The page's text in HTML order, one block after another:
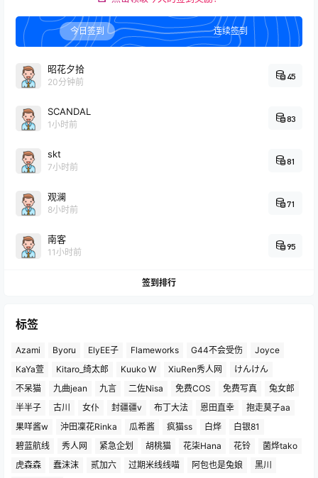
今日签到 连续签到
昭花夕拾
20分钟前
45
SCANDAL
1小时前
83
skt
7小时前
81
观澜
8小时前
71
南客
11小时前
95
签到排行
标签
Azami Byoru ElyEE子 Flameworks G44不会受伤
Joyce
KaYa萱
Kitaro_绮太郎 Kuuko W XiuRen秀人网
けんけん
不呆猫
九曲jean 九言 二佐Nisa 免费COS 免费写真
兔女郎
半半子
古川 女仆 封疆疆v 布丁大法 恩田直幸
抱走莫子aa
果咩酱w
沖田凜花Rinka 瓜希酱 疯猫ss 白烨
白银81
碧蓝航线
秀人网 紧急企划 胡桃猫 花柒Hana 花铃
菌烨tako
虎森森
蠢沫沫 贰加六 过期米线线喵 阿包也是兔娘
黑川